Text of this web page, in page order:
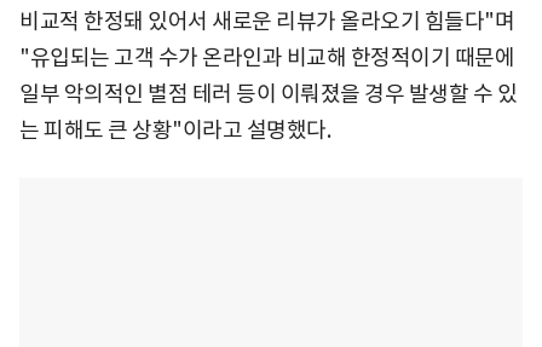
비교적 한정돼 있어서 새로운 리뷰가 올라오기 힘들다"며
"유입되는 고객 수가 온라인과 비교해 한정적이기 때문에
일부 악의적인 별점 테러 등이 이뤄졌을 경우 발생할 수 있
는 피해도 큰 상황"이라고 설명했다.